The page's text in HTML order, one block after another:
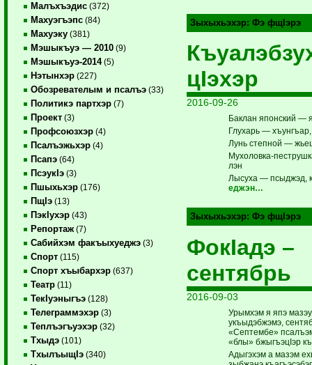
Малъхъэдис (372)
Махуэгъэпс (84)
Махуэку (381)
Мэшыкъуэ — 2010 (9)
Мэшыкъуэ-2014(5)
Нэтынхэр (227)
Обозревателым и псалъэ (33)
Политикэ партхэр (7)
Проект (3)
Профсоюзхэр (4)
Псалъэжьхэр (4)
Псапэ (64)
ПсэукIэ (3)
Пшыхьхэр (176)
ПщIэ (13)
ПэкIухэр (43)
Репортаж (7)
Сабийхэм факъыхуеджэ (3)
Спорт (115)
Спорт хъыбархэр (637)
Театр (11)
ТекIуэныгъэ (128)
Телеграммэхэр (3)
Теплъэгъуэхэр (32)
Тхыдэ (101)
ТхылъыщIэ (340)
Зыхыхьэхэр:Фэ фщIэрэ
цIэхэр
2016-09-26
Баклан японский —
Глухарь — хъунгъар,
Лунь степной —
Мухоловка-
лэн
Лысуха — псыджэд,
еджэн…
Зыхыхьэхэр:Фэ фщIэрэ
ФокIадэ –
сентябрь
2016-09-03
Урымхэм я япэ
укъыдэбжэмэ,
«Септембе»
«блы» бжыгъэцIэр
Адыгэхэм а мазэм